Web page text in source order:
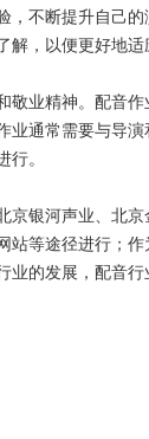
不断提升自己
，以便更好地适
业精神。配音
通常需要与导
。
银河声业、北
等途径进行；
的发展，配音